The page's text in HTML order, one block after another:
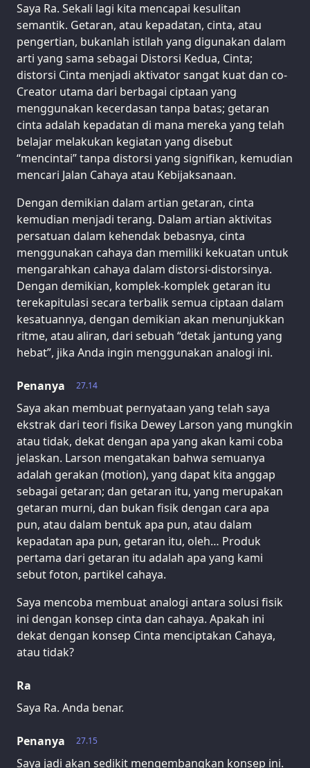
Saya Ra. Sekali lagi kita mencapai kesulitan
semantik. Getaran, atau kepadatan, cinta, atau
pengertian, bukanlah istilah yang digunakan dalam
arti yang sama sebagai Distorsi Kedua, Cinta;
distorsi Cinta menjadi aktivator sangat kuat dan co-
Creator utama dari berbagai ciptaan yang
menggunakan kecerdasan tanpa batas; getaran
cinta adalah kepadatan di mana mereka yang telah
belajar melakukan kegiatan yang disebut
“mencintai” tanpa distorsi yang signifikan, kemudian
mencari Jalan Cahaya atau Kebijaksanaan.
Dengan demikian dalam artian getaran, cinta
kemudian menjadi terang. Dalam artian aktivitas
persatuan dalam kehendak bebasnya, cinta
menggunakan cahaya dan memiliki kekuatan untuk
mengarahkan cahaya dalam distorsi-distorsinya.
Dengan demikian, komplek-komplek getaran itu
terekapitulasi secara terbalik semua ciptaan dalam
kesatuannya, dengan demikian akan menunjukkan
ritme, atau aliran, dari sebuah “detak jantung yang
hebat”, jika Anda ingin menggunakan analogi ini.
27.14
Penanya
Saya akan membuat pernyataan yang telah saya
ekstrak dari teori fisika Dewey Larson yang mungkin
atau tidak, dekat dengan apa yang akan kami coba
jelaskan. Larson mengatakan bahwa semuanya
adalah gerakan (motion), yang dapat kita anggap
sebagai getaran; dan getaran itu, yang merupakan
getaran murni, dan bukan fisik dengan cara apa
pun, atau dalam bentuk apa pun, atau dalam
kepadatan apa pun, getaran itu, oleh… Produk
pertama dari getaran itu adalah apa yang kami
sebut foton, partikel cahaya.
Saya mencoba membuat analogi antara solusi fisik
ini dengan konsep cinta dan cahaya. Apakah ini
dekat dengan konsep Cinta menciptakan Cahaya,
atau tidak?
Ra
Saya Ra. Anda benar.
27.15
Penanya
Saya jadi akan sedikit mengembangkan konsep ini.